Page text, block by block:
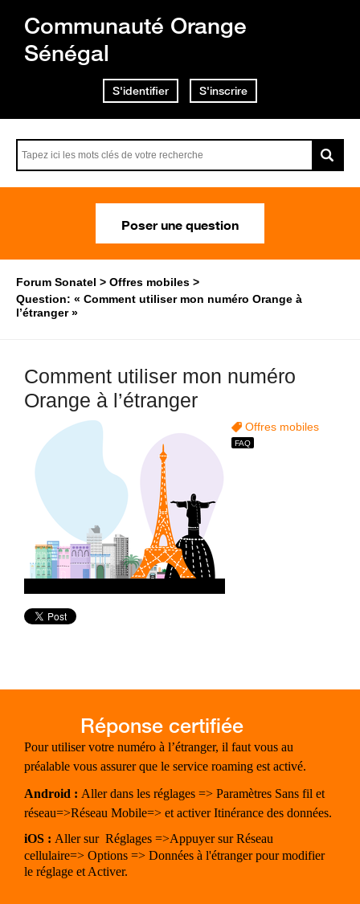
Communauté Orange
Sénégal
S'identifier S'inscrire
Poser une question
Forum Sonatel
Offres mobiles
Question: « Comment utiliser mon numéro Orange à
l’étranger »
Comment utiliser mon numéro
Orange à l’étranger
Offres mobiles
Pour utiliser votre numéro à l’étranger, il faut vous au
préalable vous assurer que le service roaming est activé.
Android : Aller dans les réglages => Paramètres Sans fil et
réseau=>Réseau Mobile=> et activer Itinérance des données.
iOS : Aller sur Réglages =>Appuyer sur Réseau
cellulaire=> Options => Données à l'étranger pour modifier
le réglage et Activer.